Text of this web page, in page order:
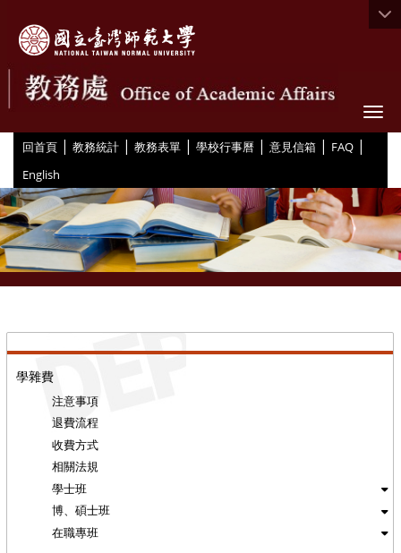
回首頁 | 教務統計 | 教務表單 | 學校行事曆 | 意見信箱 | FAQ |
English
學雜費
注意事項
退費流程
收費方式
相關法規
學士班
博、碩士班
在職專班